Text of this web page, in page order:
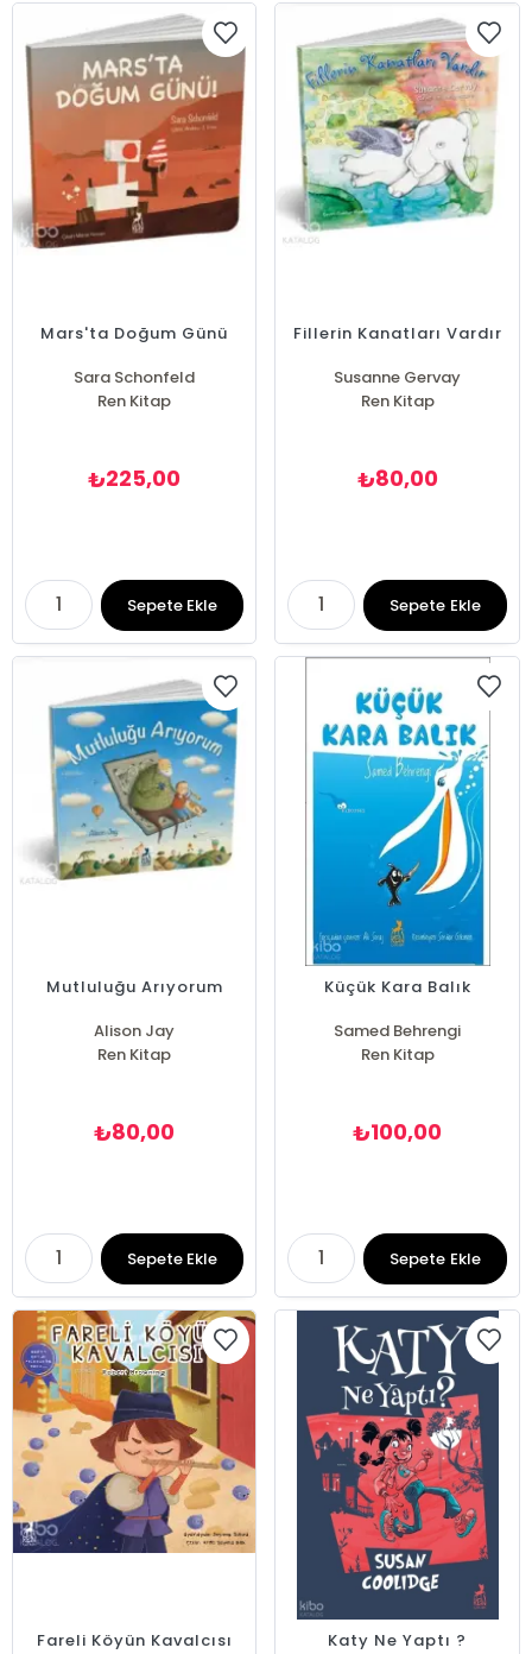
Mars'ta Doğum Günü
Sara Schonfeld
Ren Kitap
₺225,00
Sepete Ekle
Fillerin Kanatları Vardır
Susanne Gervay
Ren Kitap
₺80,00
Sepete Ekle
Mutluluğu Arıyorum
Alison Jay
Ren Kitap
₺80,00
Sepete Ekle
Küçük Kara Balık
Samed Behrengi
Ren Kitap
₺100,00
Sepete Ekle
Fareli Köyün Kavalcısı Katy Ne Yaptı ?